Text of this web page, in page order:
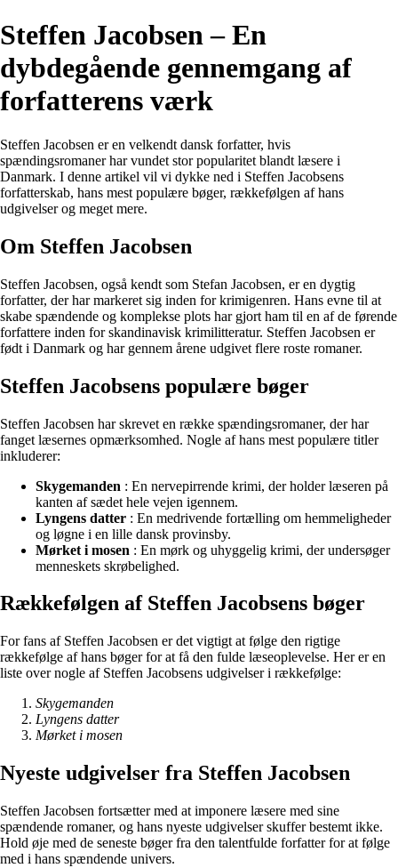
Steffen Jacobsen – En
dybdegående gennemgang af
forfatterens værk
Steffen Jacobsen er en velkendt dansk forfatter, hvis
spændingsromaner har vundet stor popularitet blandt læsere i
Danmark. I denne artikel vil vi dykke ned i Steffen Jacobsens
forfatterskab, hans mest populære bøger, rækkefølgen af hans
udgivelser og meget mere.
Om Steffen Jacobsen
Steffen Jacobsen, også kendt som Stefan Jacobsen, er en dygtig
forfatter, der har markeret sig inden for krimigenren. Hans evne til at
skabe spændende og komplekse plots har gjort ham til en af de førende
forfattere inden for skandinavisk krimilitteratur. Steffen Jacobsen er
født i Danmark og har gennem årene udgivet flere roste romaner.
Steffen Jacobsens populære bøger
Steffen Jacobsen har skrevet en række spændingsromaner, der har
fanget læsernes opmærksomhed. Nogle af hans mest populære titler
inkluderer:
Skygemanden : En nervepirrende krimi, der holder læseren på
kanten af sædet hele vejen igennem.
Lyngens datter : En medrivende fortælling om hemmeligheder
og løgne i en lille dansk provinsby.
Mørket i mosen : En mørk og uhyggelig krimi, der undersøger
menneskets skrøbelighed.
Rækkefølgen af Steffen Jacobsens bøger
For fans af Steffen Jacobsen er det vigtigt at følge den rigtige
rækkefølge af hans bøger for at få den fulde læseoplevelse. Her er en
liste over nogle af Steffen Jacobsens udgivelser i rækkefølge:
Skygemanden
Lyngens datter
Mørket i mosen
Nyeste udgivelser fra Steffen Jacobsen
Steffen Jacobsen fortsætter med at imponere læsere med sine
spændende romaner, og hans nyeste udgivelser skuffer bestemt ikke.
Hold øje med de seneste bøger fra den talentfulde forfatter for at følge
med i hans spændende univers.